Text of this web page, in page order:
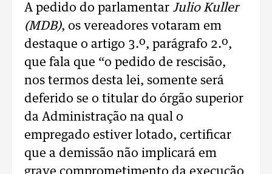
A pedido do parlamentar Julio Kuller
(MDB), os vereadores votaram em
destaque o artigo 3.º, parágrafo 2.º,
que fala que “o pedido de rescisão,
nos termos desta lei, somente será
deferido se o titular do órgão superior
da Administração na qual o
empregado estiver lotado, certificar
que a demissão não implicará em
grave comprometimento da execução